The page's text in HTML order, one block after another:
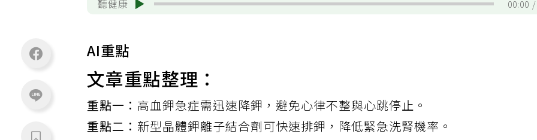
聽健康 00:00
AI重點
文章重點整理：
重點一： 高血鉀急症需迅速降鉀，避免心律不整與心跳停止。
重點二： 新型晶體鉀離子結合劑可快速排鉀，降低緊急洗腎機率。